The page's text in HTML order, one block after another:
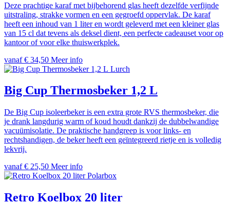
Deze prachtige karaf met bijbehorend glas heeft dezelfde verfijnde
uitstraling, strakke vormen en een gegroefd oppervlak. De karaf
heeft een inhoud van 1 liter en wordt geleverd met een kleiner glas
van 15 cl dat tevens als deksel dient, een perfecte cadeauset voor op
kantoor of voor elke thuiswerkplek.
vanaf € 34,50 Meer info
Lurch
Big Cup Thermosbeker 1,2 L
De Big Cup isoleerbeker is een extra grote RVS thermosbeker, die
je drank langdurig warm of koud houdt dankzij de dubbelwandige
vacuümisolatie. De praktische handgreep is voor links- en
rechtshandigen, de beker heeft een geïntegreerd rietje en is volledig
lekvrij.
vanaf € 25,50 Meer info
Polarbox
Retro Koelbox 20 liter